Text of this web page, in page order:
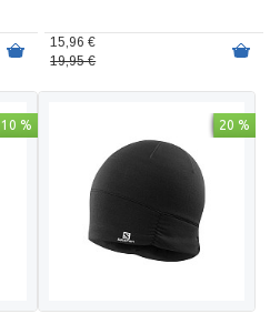
15,96 €
19,95 €
10 % 20 %